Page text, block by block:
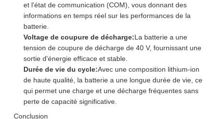
et l'état de communication (COM), vous donnant des
informations en temps réel sur les performances de la
batterie.
Voltage de coupure de décharge:La batterie a une
tension de coupure de décharge de 40 V, fournissant une
sortie d'énergie efficace et stable.
Durée de vie du cycle:Avec une composition lithium-ion
de haute qualité, la batterie a une longue durée de vie, ce
qui permet une charge et une décharge fréquentes sans
perte de capacité significative.
Conclusion